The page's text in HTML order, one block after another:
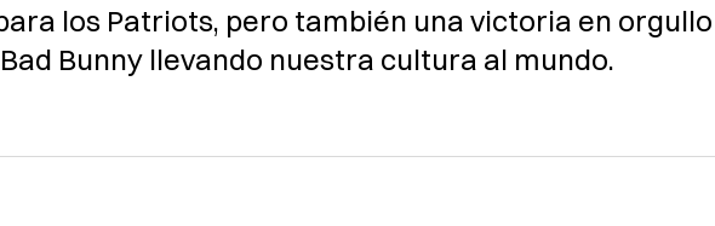
los Patriots, pero también una victoria en
Bunny llevando nuestra cultura al mundo.